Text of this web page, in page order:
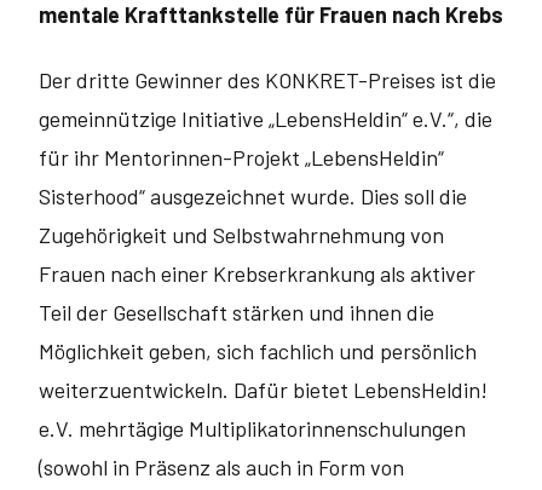
mentale Krafttankstelle für Frauen nach Krebs
Der dritte Gewinner des KONKRET-Preises ist die
gemeinnützige Initiative „LebensHeldin“ e.V.“, die
für ihr Mentorinnen-Projekt „LebensHeldin“
Sisterhood“ ausgezeichnet wurde. Dies soll die
Zugehörigkeit und Selbstwahrnehmung von
Frauen nach einer Krebserkrankung als aktiver
Teil der Gesellschaft stärken und ihnen die
Möglichkeit geben, sich fachlich und persönlich
weiterzuentwickeln. Dafür bietet LebensHeldin!
e.V. mehrtägige Multiplikatorinnenschulungen
(sowohl in Präsenz als auch in Form von